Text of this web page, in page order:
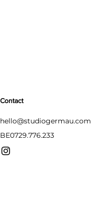
Contact
hello@studiogermau.com
BE0729.776.233